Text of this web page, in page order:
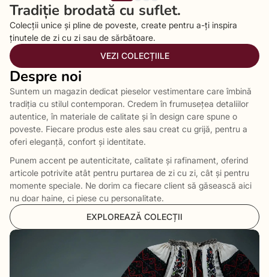
Tradiție brodată cu suflet.
Colecții unice și pline de poveste, create pentru a-ți inspira
ținutele de zi cu zi sau de sărbătoare.
VEZI COLECȚIILE
Despre noi
Suntem un magazin dedicat pieselor vestimentare care îmbină
tradiția cu stilul contemporan. Credem în frumusețea detaliilor
autentice, în materiale de calitate și în design care spune o
poveste. Fiecare produs este ales sau creat cu grijă, pentru a
oferi eleganță, confort și identitate.
Punem accent pe autenticitate, calitate și rafinament, oferind
articole potrivite atât pentru purtarea de zi cu zi, cât și pentru
momente speciale. Ne dorim ca fiecare client să găsească aici
nu doar haine, ci piese cu personalitate.
EXPLOREAZĂ COLECȚII